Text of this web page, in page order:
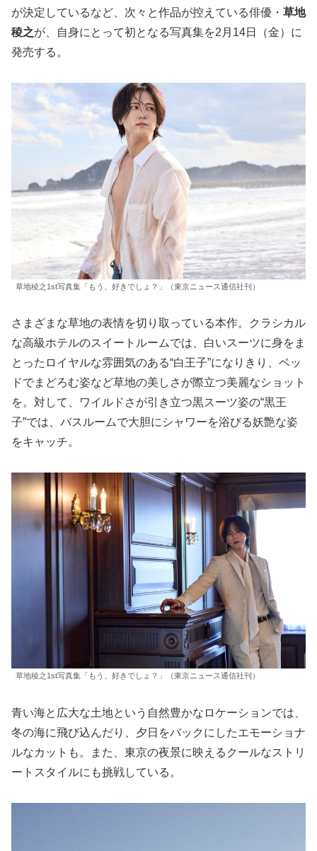
が決定しているなど、次々と作品が控えている俳優・ 草地
稜之が、自身にとって初となる写真集を2月14日（金）に
発売する。
草地稜之1st写真集「もう、好きでしょ？」（東京ニュース通信社刊）
さまざまな草地の表情を切り取っている本作。クラシカル
な高級ホテルのスイートルームでは、白いスーツに身をま
とったロイヤルな雰囲気のある“白王子”になりきり、ベッ
ドでまどろむ姿など草地の美しさが際立つ美麗なショット
を。対して、ワイルドさが引き立つ黒スーツ姿の“黒王
子”では、バスルームで大胆にシャワーを浴びる妖艶な姿
をキャッチ。
草地稜之1st写真集「もう、好きでしょ？」（東京ニュース通信社刊）
青い海と広大な土地という自然豊かなロケーションでは、
冬の海に飛び込んだり、夕日をバックにしたエモーショナ
ルなカットも。また、東京の夜景に映えるクールなストリ
ートスタイルにも挑戦している。